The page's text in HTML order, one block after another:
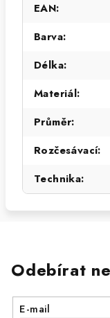
EAN:
Barva:
Délka:
Materiál:
Průměr:
Rozčesávací:
Technika:
Odebírat
E-mail